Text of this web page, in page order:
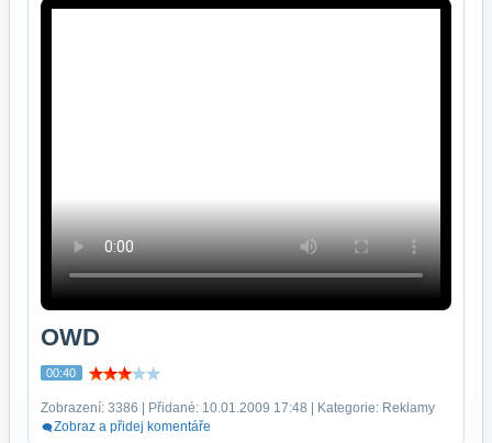
OWD
00:40
Zobrazení: 3386 | Přidané: 10.01.2009 17:48 | Kategorie: Reklamy
Zobraz a přidej komentáře